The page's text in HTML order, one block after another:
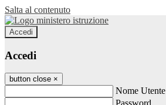
Salta al contenuto
Accedi
Accedi
button close ×
Nome Utente